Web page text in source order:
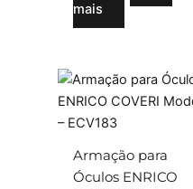
mais
Armação para
Óculos ENRICO